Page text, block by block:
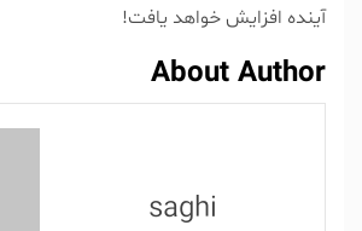
آینده افزایش خواهد یافت!
About Author
saghi